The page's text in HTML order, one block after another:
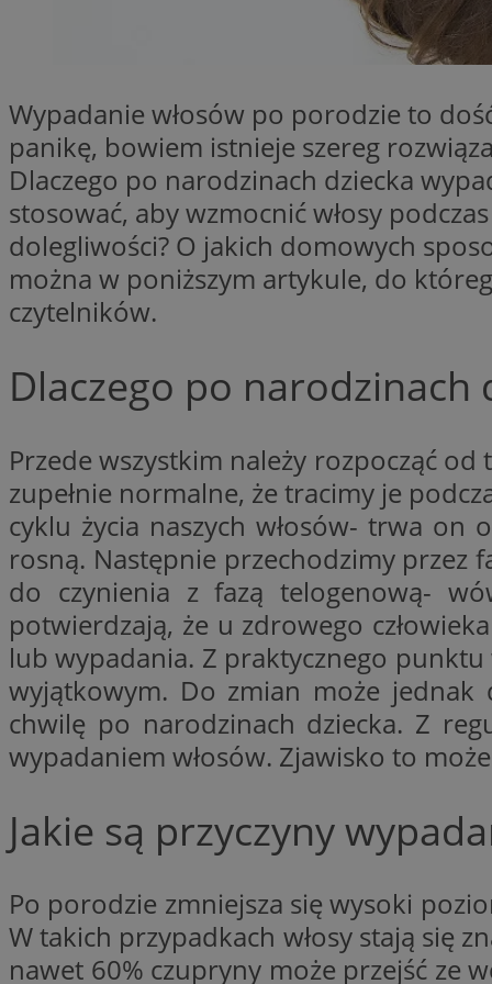
Wypadanie włosów po porodzie to
panikę, bowiem istnieje szereg
Dlaczego po narodzinach dziecka
stosować, aby wzmocnić włosy
dolegliwości? O jakich domowych
można w poniższym artykule, do
czytelników.
Dlaczego po narodzinach
Przede wszystkim należy rozpocząć
zupełnie normalne, że tracimy je
cyklu życia naszych włosów- trwa on
rosną. Następnie przechodzimy przez
do czynienia z fazą telogenową-
potwierdzają, że u zdrowego
lub wypadania. Z praktycznego
wyjątkowym. Do zmian może jednak
chwilę po narodzinach dziecka. Z
wypadaniem włosów. Zjawisko to
Jakie są przyczyny
Po porodzie zmniejsza się wysoki
W takich przypadkach włosy stają się
nawet 60% czupryny może przejść ze
SessID
QeSessID
__cf_bm
suid
INGRESSCOOKIE
li_gc
CookieScriptConsent
_ga_L2744325BY
tt_viewer
DSID
ADKUID
Nazwa
__mguid_